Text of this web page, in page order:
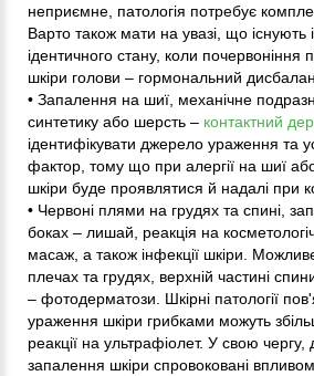
неприємне, патологія потребує
Варто також мати на увазі, що існують
ідентичного стану, коли почервоніння
шкіри голови – гормональний
• Запалення на шиї, механічне
синтетику або шерсть – контактний
ідентифікувати джерело ураження та
фактор, тому що при алергії на шиї
шкіри буде проявлятися й надалі при
• Червоні плями на грудях та спині,
боках – лишай, реакція на
масаж, а також інфекції шкіри.
плечах та грудях, верхній частині
– фотодерматози. Шкірні патології
ураження шкіри грибками можуть
реакції на ультрафіолет. У свою чергу,
запалення шкіри спровоковані